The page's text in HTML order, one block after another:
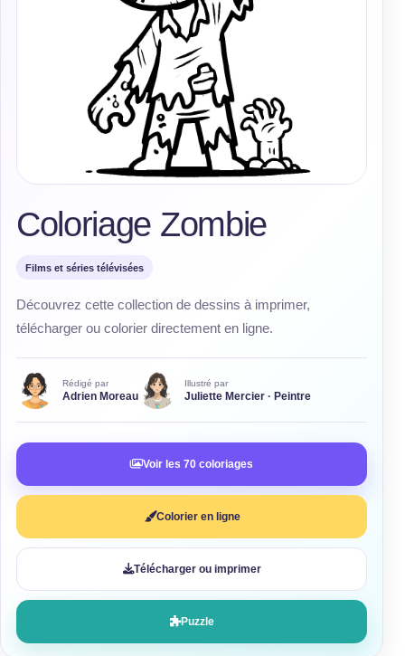
Coloriage Zombie
Films et séries télévisées
Découvrez cette collection de dessins à imprimer,
télécharger ou colorier directement en ligne.
Rédigé par
Adrien Moreau
Illustré par
Juliette Mercier · Peintre
Voir les 70 coloriages
Colorier en ligne
Télécharger ou imprimer
Puzzle